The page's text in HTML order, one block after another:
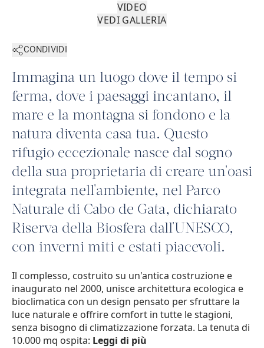
VIDEO
VEDI GALLERIA
CONDIVIDI
Immagina un luogo dove il tempo si
ferma, dove i paesaggi incantano, il
mare e la montagna si fondono e la
natura diventa casa tua. Questo
rifugio eccezionale nasce dal sogno
della sua proprietaria di creare un'oasi
integrata nell'ambiente, nel Parco
Naturale di Cabo de Gata, dichiarato
Riserva della Biosfera dall'UNESCO,
con inverni miti e estati piacevoli.
Il complesso, costruito su un'antica costruzione e
inaugurato nel 2000, unisce architettura ecologica e
bioclimatica con un design pensato per sfruttare la
luce naturale e offrire comfort in tutte le stagioni,
senza bisogno di climatizzazione forzata. La tenuta di
10.000 mq ospita: Leggi di più